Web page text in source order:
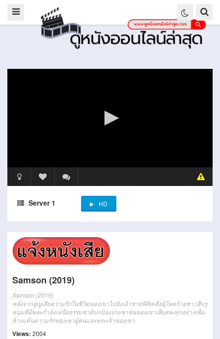
Server 1 HD
Samson (2019)
Samson (2019)
หลังจากสูญเสียความรักในชีวิตของเขาไปยังเจ้าชายฟิลิสเตียผู้โหดร้ายชาวฮีบรู
หนุ่มที่มีพละกำลังเหนือธรรมชาติปกป้องประชาชนของเขาเสียสละทุกอย่างเพื่อ
ล้างแค้นความรักของเขาผู้คนและพระเจ้าของเขา
Views: 2004